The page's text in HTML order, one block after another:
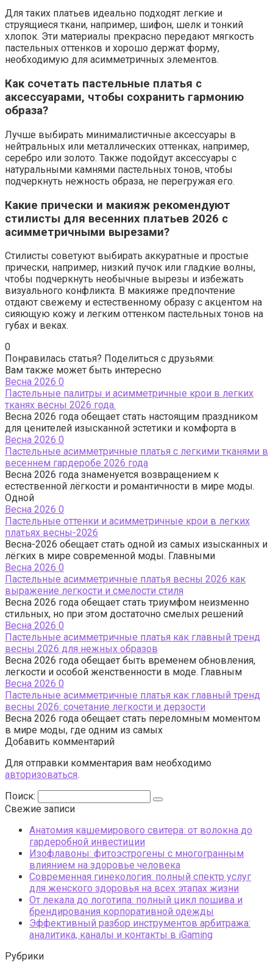
Для таких платьев идеально подходят легкие и
струящиеся ткани, например, шифон, шелк и тонкий
хлопок. Эти материалы прекрасно передают мягкость
пастельных оттенков и хорошо держат форму,
необходимую для асимметричных элементов.
Как сочетать пастельные платья с
аксессуарами, чтобы сохранить гармонию
образа?
Лучше выбирать минималистичные аксессуары в
нейтральных или металлических оттенках, например,
серебро или золото. Также подойдут аксессуары с
натуральными камнями пастельных тонов, чтобы
подчеркнуть нежность образа, не перегружая его.
Какие прически и макияж рекомендуют
стилисты для весенних платьев 2026 с
асимметричными вырезами?
Стилисты советуют выбирать аккуратные и простые
прически, например, низкий пучок или гладкие волны,
чтобы подчеркнуть необычные вырезы и избежать
визуального конфликта. В макияже предпочтение
отдают свежему и естественному образу с акцентом на
сияющую кожу и легким оттенком пастельных тонов на
губах и веках.
0
Понравилась статья? Поделиться с друзьями:
Вам также может быть интересно
Весна 2026 0
Пастельные палитры и асимметричные крои в легких
тканях весны 2026 года.
Весна 2026 года обещает стать настоящим праздником
для ценителей изысканной эстетики и комфорта в
Весна 2026 0
Пастельные асимметричные платья с легкими тканями в
весеннем гардеробе 2026 года
Весна 2026 года знаменуется возвращением к
естественной лёгкости и романтичности в мире моды.
Одной
Весна 2026 0
Пастельные оттенки и асимметричные крои в легких
платьях весны-2026
Весна-2026 обещает стать одной из самых изысканных и
лёгких в мире современной моды. Главными
Весна 2026 0
Пастельные асимметричные платья весны 2026 как
выражение легкости и смелости стиля
Весна 2026 года обещает стать триумфом неизменно
стильных, но при этом достаточно смелых решений
Весна 2026 0
Пастельные асимметричные платья как главный тренд
весны 2026 для нежных образов
Весна 2026 года обещает быть временем обновления,
легкости и особой женственности в моде. Главным
Весна 2026 0
Пастельные асимметричные платья как главный тренд
весны 2026: сочетание легкости и дерзости
Весна 2026 года обещает стать переломным моментом
в мире моды, где одним из самых
Добавить комментарий
Для отправки комментария вам необходимо
авторизоваться.
Поиск:
Свежие записи
Анатомия кашемирового свитера: от волокна до
гардеробной инвестиции
Изофлавоны: фитоэстрогены с многогранным
влиянием на здоровье человека
Современная гинекология: полный спектр услуг
для женского здоровья на всех этапах жизни
От лекала до логотипа: полный цикл пошива и
брендирования корпоративной одежды
Эффективный разбор инструментов арбитража:
аналитика, каналы и контакты в iGaming
Рубрики